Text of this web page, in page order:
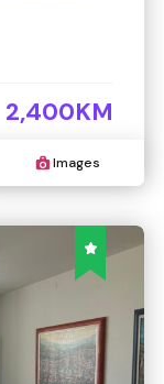
2,400KM
Images